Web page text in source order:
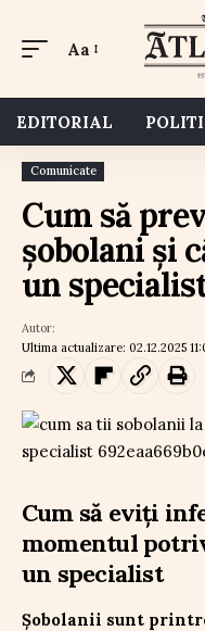
Aa
EDITORIAL
Comunicate
Cum să
șobolani și
un
Ultima actualizare: 02.12.2025
Autor:
Cum să eviți
momentul
un specialist
Șobolanii sunt